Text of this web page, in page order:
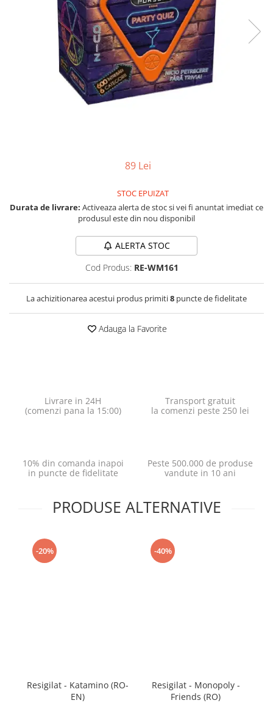
Jocuri pentru o persoana
Jocuri pentru 2 persoane
Game cunoscute
Carcassonne
Jocuri de masa
Jocuri de societate in limba
Vezi toate jocurile de societate
Vezi toate produsele STEM
89 Lei
STOC EPUIZAT
Durata de livrare: Activeaza alerta de stoc si vei fi anuntat imediat ce
produsul este din nou disponibil
ALERTA STOC
Cod Produs: RE-WM161
La achizitionarea acestui produs primiti8 puncte de fidelitate
Adauga la Favorite
Livrare in 24H
(comenzi pana la 15:00)
Transport gratuit
la comenzi peste 250 lei
10% din comanda inapoi
in puncte de fidelitate
Peste 500.000 de produse
vandute in 10 ani
PRODUSE ALTERNATIVE
-20%
Resigilat - Katamino (RO-
EN)
-40%
Resigilat - Monopoly -
Friends (RO)